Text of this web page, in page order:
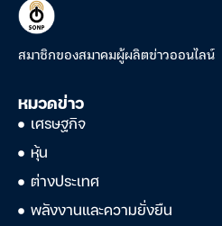
สมาชิกของสมาคมผู้ผลิตข่าวออนไลน์
หมวดข่าว
เศรษฐกิจ
หุ้น
ต่างประเทศ
พลังงานและความยั่งยืน